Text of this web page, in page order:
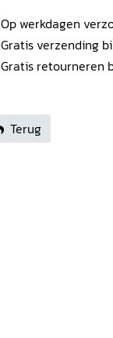
Op werkdagen
Gratis verzending
Gratis retourneren
Terug